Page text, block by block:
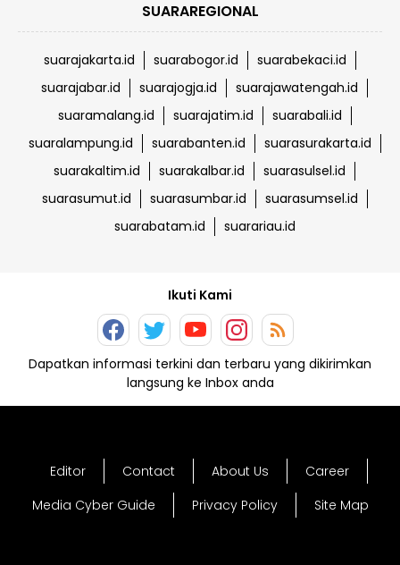
SUARAREGIONAL
suarajakarta.id suarabogor.id
suarabekaci.id
suarajabar.id
suarajogja.id
suarajawatengah.id
suaramalang.id
suarajatim.id
suarabali.id
suaralampung.id
suarabanten.id
suarasurakarta.id
suarakaltim.id
suarakalbar.id
suarasulsel.id
suarasumut.id
suarasumbar.id
suarasumsel.id
suarabatam.id
suarariau.id
Ikuti Kami
Dapatkan informasi terkini dan terbaru yang dikirimkan
langsung ke Inbox anda
Editor Contact About Us
Career
Media Cyber Guide
Privacy Policy Site Map